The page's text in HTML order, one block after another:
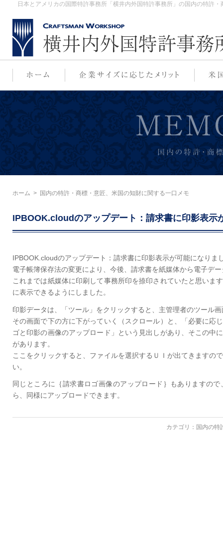
日本とアメリカの国際特許事務所「横井内外国特許事務所」の国内の特許
ホーム > 国内の特許・商標・意匠、米国の知財に関する一口メモ
IPBOOK.cloudのアップデート：請求書に印影表示
IPBOOK.cloudのアップデート：請求書に印影表示が可能になりま
電子帳簿保存法の変更により、今後、請求書を紙媒体から電子デ
これまでは紙媒体に印刷して事務所印を捺印されていたと思いま
に表示できるようにしました。
印影データは、「ツール」をクリックすると、主管理者のツール
その画面で下の方に下がっていく（スクロール）と、「必要に応
ゴと印影の画像のアップロード」という見出しがあり、そこの中
があります。
ここをクリックすると、ファイルを選択するＵＩが出てきますの
い。
同じところに｛請求書ロゴ画像のアップロード｝もありますの
ら、同様にアップロードできます。
カテゴリ： 国内の特